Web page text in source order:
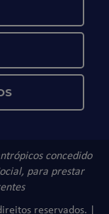
concedido
para prestar
reservados. |